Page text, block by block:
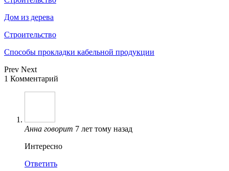
Дом из дерева
Строительство
Способы прокладки кабельной продукции
Prev Next
1 Комментарий
Анна говорит 7 лет тому назад
Интересно
Ответить